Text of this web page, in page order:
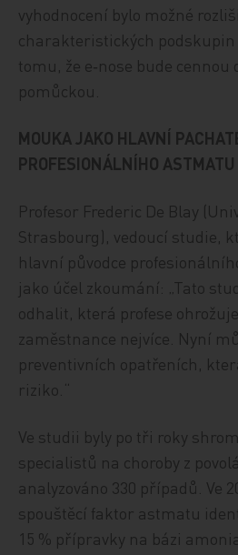
vyhodnocení bylo možné
charakteristických podskupin
tomu, že e‑nose bude
pomůckou.
MOUKA JAKO HLAVNÍ
PROFESIONÁLNÍHO
Profesor Frederic De Blay
Strasbourg), vedoucí studie,
hlavní původce
jako účel zkoumání: „Tato
odhalit, která profese
zaměstnance nejvíce. Nyní
preventivních opatřeních,
riziko.“
Ve studii byly po tři roky
specialistů na choroby z
analyzováno 330 případů. Ve
spouštěcí faktor astmatu
15 % přípravky na bázi